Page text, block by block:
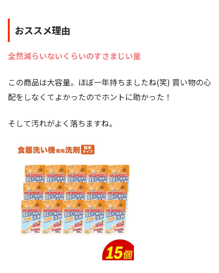
おススメ理由
全然減らいないくらいのすさまじい量
この商品は大容量。ほぼ一年持ちましたね(笑) 買い物の心
配をしなくてよかったのでホントに助かった！
そして汚れがよく落ちますね。